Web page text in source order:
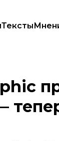
Тексты
океана —